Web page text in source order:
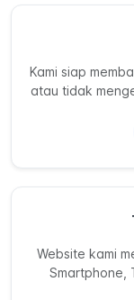
Kami siap
atau tidak
Website kami
Smartphone,